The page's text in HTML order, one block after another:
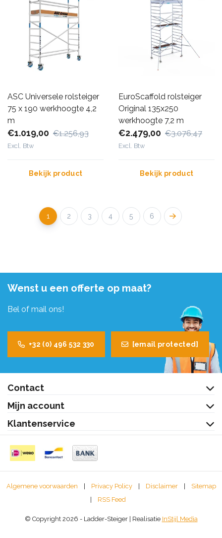
ASC Universele rolsteiger
75 x 190 werkhoogte 4,2
m
€1.019,00 €1.256,93
Excl. Btw
Bekijk product
EuroScaffold rolsteiger
Original 135x250
werkhoogte 7,2 m
€2.479,00 €3.076,47
Excl. Btw
Bekijk product
1 2 3 4 5 6
Wenst u een offerte op maat?
Bel of mail ons!
+32 (0) 496 532 330 [email protected]
Contact
Mijn account
Klantenservice
Algemene voorwaarden Privacy Policy Disclaimer
Sitemap
RSS Feed
© Copyright 2026 - Ladder-Steiger | Realisatie InStijl Media